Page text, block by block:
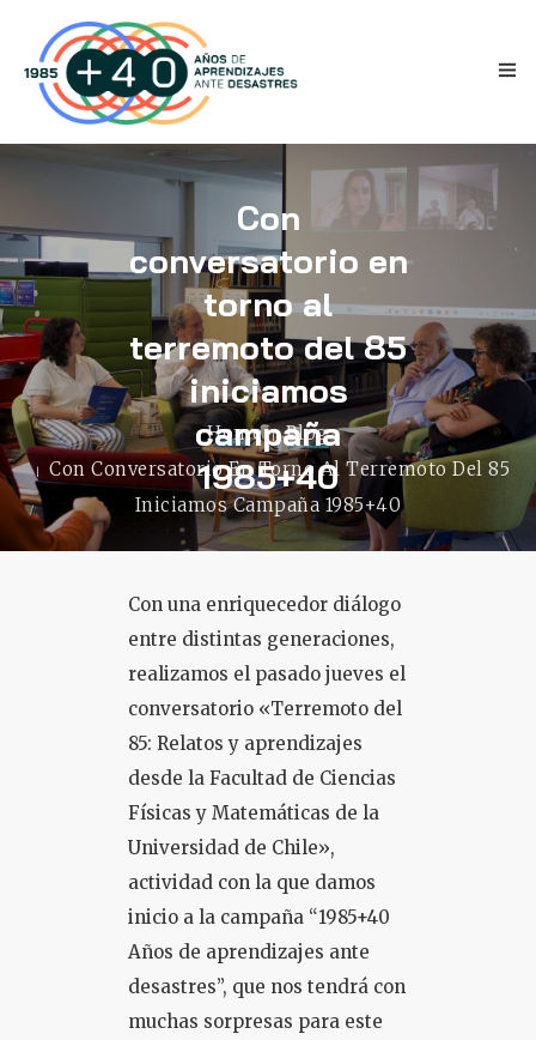
INICIO
ANTECEDENTES
TESTIMONIOS
NOVEDADES
PRENSA
Con
conversatorio en
torno al
terremoto del 85
iniciamos
campaña
1985+40
Home
Blog
Con Conversatorio En Torno Al Terremoto Del 85
Iniciamos Campaña 1985+40
Con una enriquecedor diálogo
entre distintas generaciones,
realizamos el pasado jueves el
conversatorio «Terremoto del
85: Relatos y aprendizajes
desde la Facultad de Ciencias
Físicas y Matemáticas de la
Universidad de Chile»,
actividad con la que damos
inicio a la campaña “1985+40
Años de aprendizajes ante
desastres”, que nos tendrá con
muchas sorpresas para este